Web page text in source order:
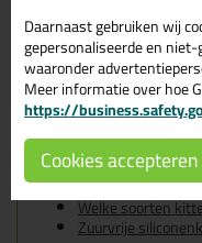
Wil je meer weten over
product?Lees alles over
Tips & tricks
300ml
In de volgende blogs
De badkamer
Welke Otto primer
Welke soorten
Zuurvrije
Daarnaast gebruiken wij
gepersonaliseerde en
waaronder
Meer informatie over hoe
https://
Cookies accepteren